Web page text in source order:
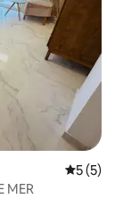
5 (5)
MER